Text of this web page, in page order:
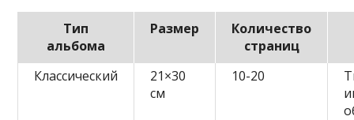
Тип
альбома
Размер
Количество
страниц
Классический
21×30
см
10-20